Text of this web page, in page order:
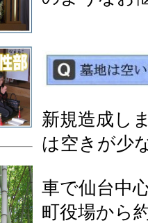
新規造成し
は空きが少
車で仙台中
町役場から